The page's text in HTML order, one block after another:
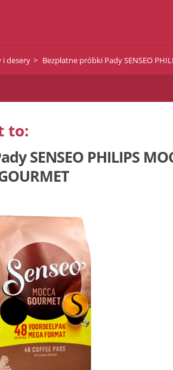
i desery Bezpłatne próbki Pady SENSEO
to:
SENSEO PHILIPS